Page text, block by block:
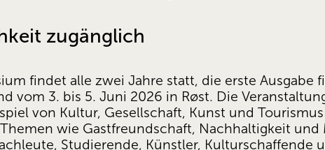
zugänglich
findet alle zwei Jahre statt, die erste Ausgabe
vom 3. bis 5. Juni 2026 in Røst. Die
von Kultur, Gesellschaft, Kunst und
wie Gastfreundschaft, Nachhaltigkeit
Studierende, Künstler, Kulturschaffende